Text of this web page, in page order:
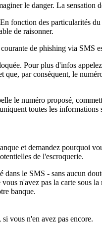
le danger. La sensation
fonction des
de raisonner.
de phishing via SMS
Pour plus d'infos
par conséquent, le
le numéro proposé,
toutes les
et demandez pourquoi
de l'escroquerie.
le SMS - sans aucun
n'avez pas la carte sous
banque.
si vous n'en avez pas encore.